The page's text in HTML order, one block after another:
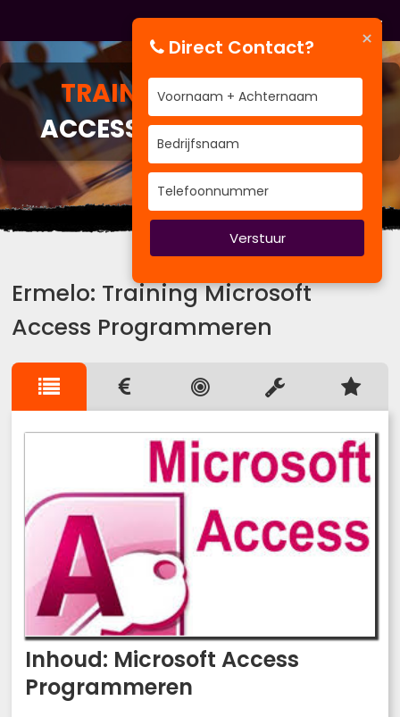
TRAININGMICROSOFT
ACCESS PROGRAMMEREN
Hoe wilt u groeien.
Ermelo: Training Microsoft
Access Programmeren
Inhoud: Microsoft Access
Programmeren
×
Direct Contact?
Verstuur